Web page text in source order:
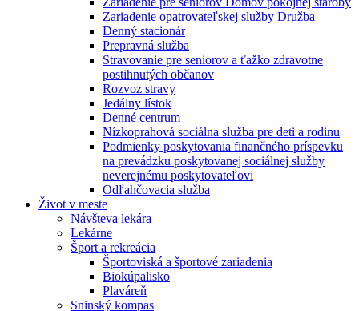
Zariadenie opatrovateľskej služby Družba
Denný stacionár
Prepravná služba
Stravovanie pre seniorov a ťažko zdravotne
postihnutých občanov
Rozvoz stravy
Jedálny lístok
Denné centrum
Nízkoprahová sociálna služba pre deti a rodinu
Podmienky poskytovania finančného príspevku
na prevádzku poskytovanej sociálnej služby
neverejnému poskytovateľovi
Odľahčovacia služba
Život v meste
Návšteva lekára
Lekárne
Šport a rekreácia
Športoviská a športové zariadenia
Biokúpalisko
Plaváreň
Sninský kompas